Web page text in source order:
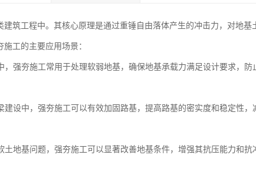
筑工程中。其核心原理是通过重锤自由落体产生的冲击力，对地基
工的主要应用场景：
强夯施工常用于处理软弱地基，确保地基承载力满足设计要求，防
设中，强夯施工可以有效加固路基，提高路基的密实度和稳定性，
地基问题，强夯施工可以显著改善地基条件，增强其抗压能力和抗